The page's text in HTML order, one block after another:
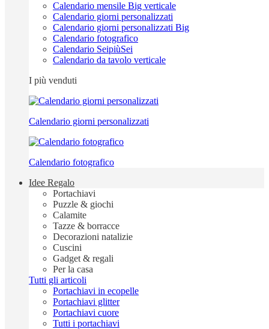
Calendario mensile Big verticale
Calendario giorni personalizzati
Calendario giorni personalizzati Big
Calendario fotografico
Calendario SeipiùSei
Calendario da tavolo verticale
I più venduti
Calendario giorni personalizzati
Calendario fotografico
Idee Regalo
Portachiavi
Puzzle & giochi
Calamite
Tazze & borracce
Decorazioni natalizie
Cuscini
Gadget & regali
Per la casa
Tutti gli articoli
Portachiavi in ecopelle
Portachiavi glitter
Portachiavi cuore
Tutti i portachiavi